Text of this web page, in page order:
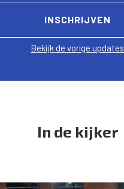
Bekijk de vorige updates
In de kijker